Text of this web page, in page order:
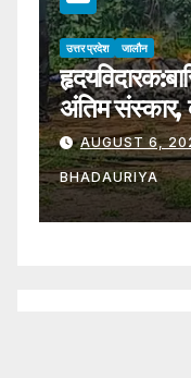
उत्तर प्रदेश जालौन
अंतिम संस्कार,
पिता का
Under A
Tarpaulin
Young
AUGUST 6,
BHADAURIYA